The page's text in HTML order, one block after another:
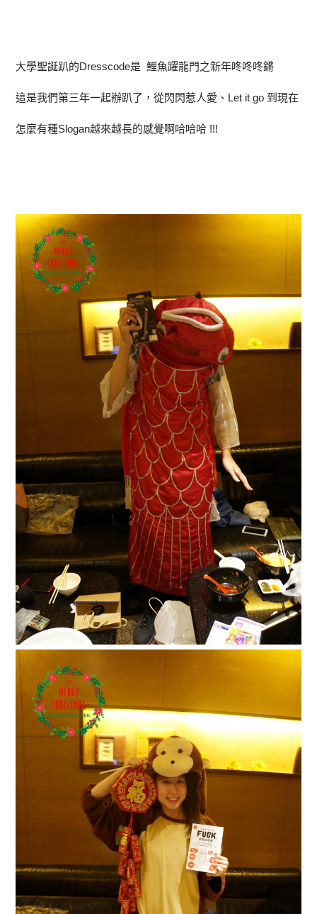
大學聖誕趴的Dresscode是 鯉魚躍龍門之新年咚咚咚鏘
這是我們第三年一起辦趴了，從閃閃惹人愛、Let it go 到現在
怎麼有種Slogan越來越長的感覺啊哈哈哈 !!!